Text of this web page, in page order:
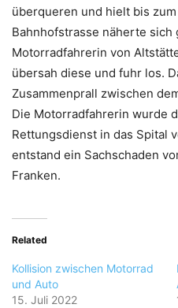
überqueren und hielt bis
Bahnhofstrasse näherte
Motorradfahrerin von
übersah diese und fuhr los.
Zusammenprall zwischen
Die Motorradfahrerin wurde
Rettungsdienst in das Spital
entstand ein Sachschaden
Franken.
Related
Kollision zwischen Motorrad
und Auto
15. Juli 2022